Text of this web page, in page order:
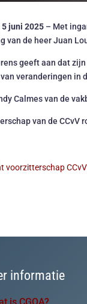
juni 2025 – Met
van de heer Juan
geeft aan dat
veranderingen in
Calmes van de
van de CCvV
voorzitterschap
informatie